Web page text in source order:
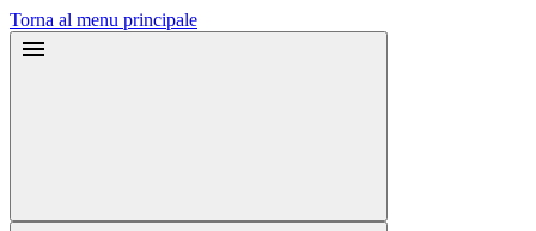
Torna al menu principale